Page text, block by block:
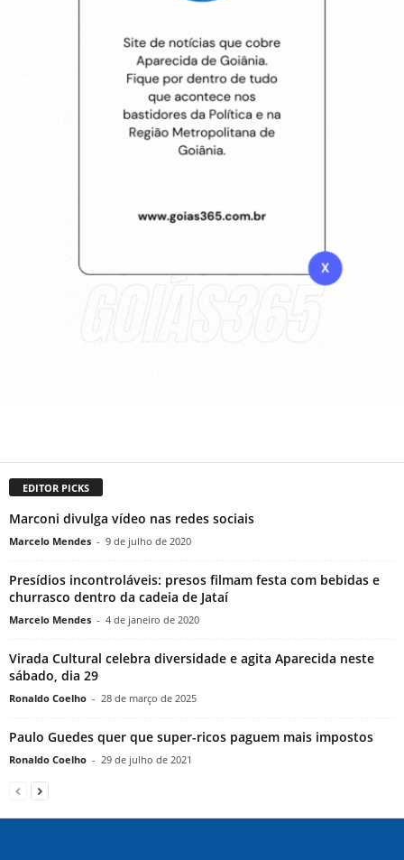
EDITOR PICKS
Marconi divulga vídeo nas redes sociais
Marcelo Mendes - 9 de julho de 2020
Presídios incontroláveis: presos filmam festa com bebidas e
churrasco dentro da cadeia de Jataí
Marcelo Mendes - 4 de janeiro de 2020
Virada Cultural celebra diversidade e agita Aparecida neste
sábado, dia 29
Ronaldo Coelho - 28 de março de 2025
Paulo Guedes quer que super-ricos paguem mais impostos
Ronaldo Coelho - 29 de julho de 2021